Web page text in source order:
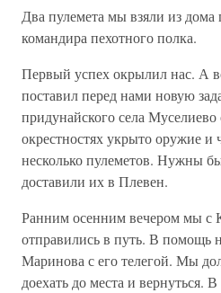
Два пулемета мы взяли из
командира пехотного полка.
Первый успех окрылил нас. А
поставил перед нами новую
придунайского села
окрестностях укрыто оружие и
несколько пулеметов. Нужны
доставили их в Плевен.
Ранним осенним вечером мы с
отправились в путь. В помощь
Маринова с его телегой. Мы
доехать до места и вернуться.